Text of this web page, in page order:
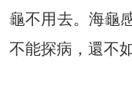
龜不用去。海龜
不能探病，還不